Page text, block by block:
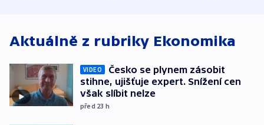
Aktuálně z rubriky Ekonomika
VIDEO
Česko se plynem zásobit
stihne, ujišťuje expert. Snížení cen
však slíbit nelze
před 23 h